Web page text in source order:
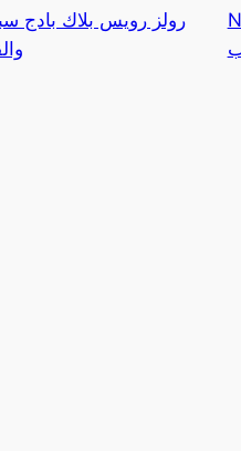
رولز رويس بلاك بادج